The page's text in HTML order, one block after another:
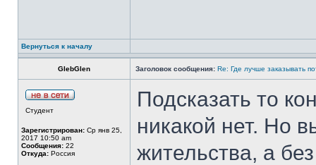
Вернуться к началу
GlebGlen Заголовок сообщения: Re: Где лучше заказывать
Студент
Зарегистрирован: Ср янв 25,
2017 10:50 am
Сообщения: 22
Откуда: Россия
Подсказать то
никакой нет. Но
жительства, а